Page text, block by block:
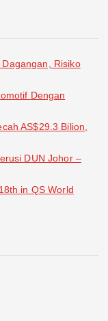
Risiko
Dengan
AS$29.3 Bilion,
DUN Johor –
in QS World